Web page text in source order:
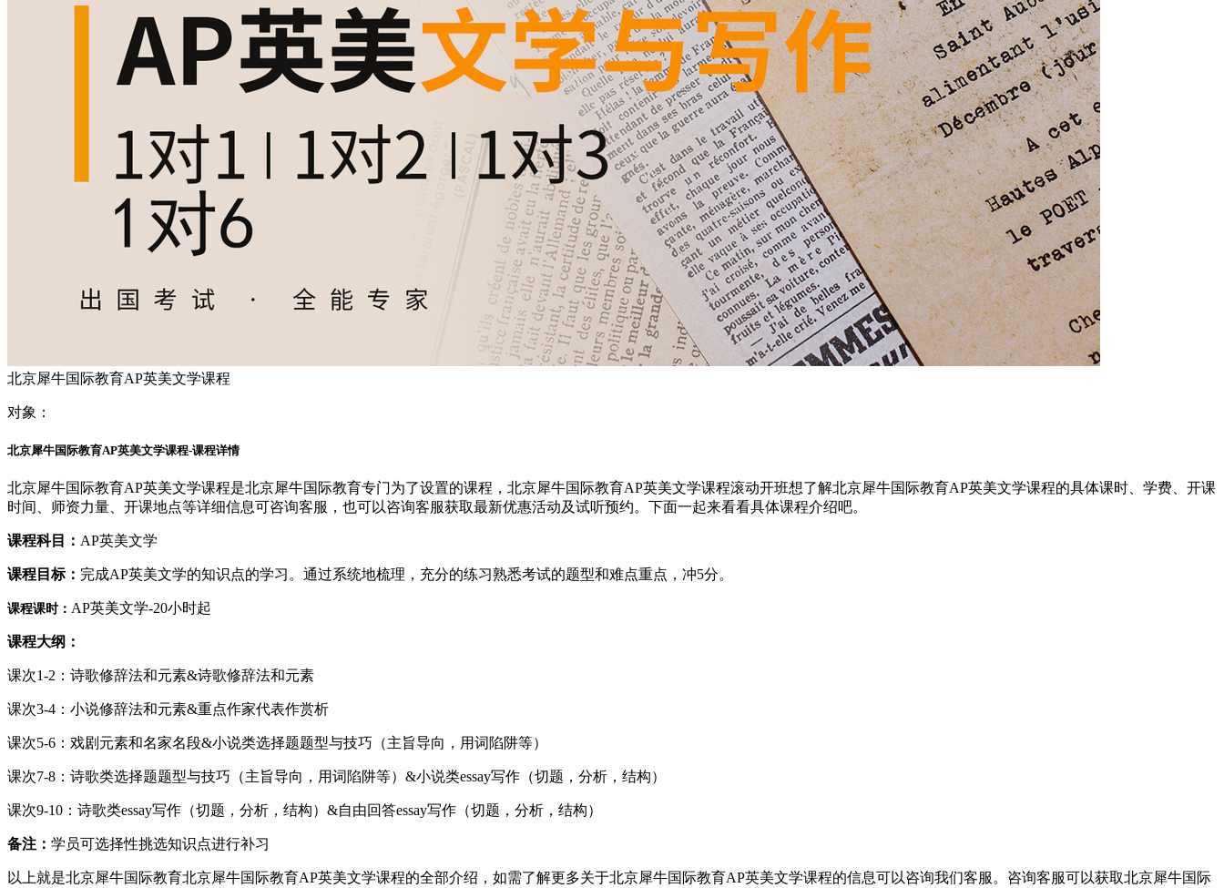
北京犀牛国际教育AP英美文学课程
对象：
北京犀牛国际教育AP英美文学课程-课程详情
北京犀牛国际教育AP英美文学课程是北京犀牛国际教育专门为了设置的课程，北京犀牛国际教育AP英美文学课程滚动开班想了解北京犀牛国际教育AP英美文学课程的具体课时、学费、开课
时间、师资力量、开课地点等详细信息可咨询客服，也可以咨询客服获取最新优惠活动及试听预约。下面一起来看看具体课程介绍吧。
课程科目： AP英美文学
课程目标： 完成AP英美文学的知识点的学习。通过系统地梳理，充分的练习熟悉考试的题型和难点重点，冲5分。
课程课时： AP英美文学-20小时起
课程大纲：
课次1-2：诗歌修辞法和元素&诗歌修辞法和元素
课次3-4：小说修辞法和元素&重点作家代表作赏析
课次5-6：戏剧元素和名家名段&小说类选择题题型与技巧（主旨导向，用词陷阱等）
课次7-8：诗歌类选择题题型与技巧（主旨导向，用词陷阱等）&小说类essay写作（切题，分析，结构）
课次9-10：诗歌类essay写作（切题，分析，结构）&自由回答essay写作（切题，分析，结构）
备注： 学员可选择性挑选知识点进行补习
以上就是北京犀牛国际教育北京犀牛国际教育AP英美文学课程的全部介绍，如需了解更多关于北京犀牛国际教育AP英美文学课程的信息可以咨询我们客服。咨询客服可以获取北京犀牛国际